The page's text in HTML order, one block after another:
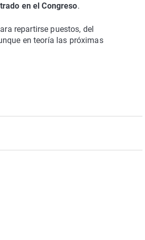
en el Congreso.
repartirse puestos, del
en teoría las próximas